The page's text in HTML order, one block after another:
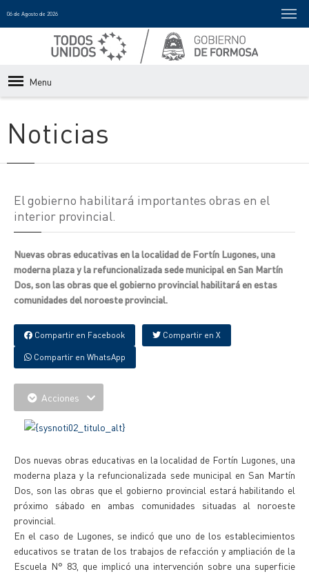
06 de Agosto de 2026
Menu
Noticias
El gobierno habilitará importantes obras en el
interior provincial.
Nuevas obras educativas en la localidad de Fortín Lugones, una
moderna plaza y la refuncionalizada sede municipal en San Martín
Dos, son las obras que el gobierno provincial habilitará en estas
comunidades del noroeste provincial.
Compartir en Facebook Compartir en X
Compartir en WhatsApp
Acciones
Dos nuevas obras educativas en la localidad de Fortín Lugones, una
moderna plaza y la refuncionalizada sede municipal en San Martín
Dos, son las obras que el gobierno provincial estará habilitando el
próximo sábado en ambas comunidades situadas al noroeste
provincial.
En el caso de Lugones, se indicó que uno de los establecimientos
educativos se tratan de los trabajos de refacción y ampliación de la
Escuela N° 83, que implicó una intervención sobre una superficie